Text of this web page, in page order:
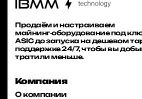
Продаём и настраиваем
майнинг‑оборудование под
ASIC до запуска на дешевом
поддержке 24/7, чтобы вы
тратили меньше.
Компания
О компании